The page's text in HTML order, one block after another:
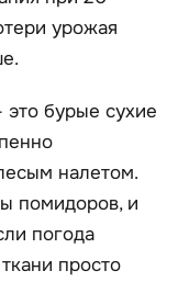
урожая
бурые сухие
налетом.
помидоров, и
погода
просто